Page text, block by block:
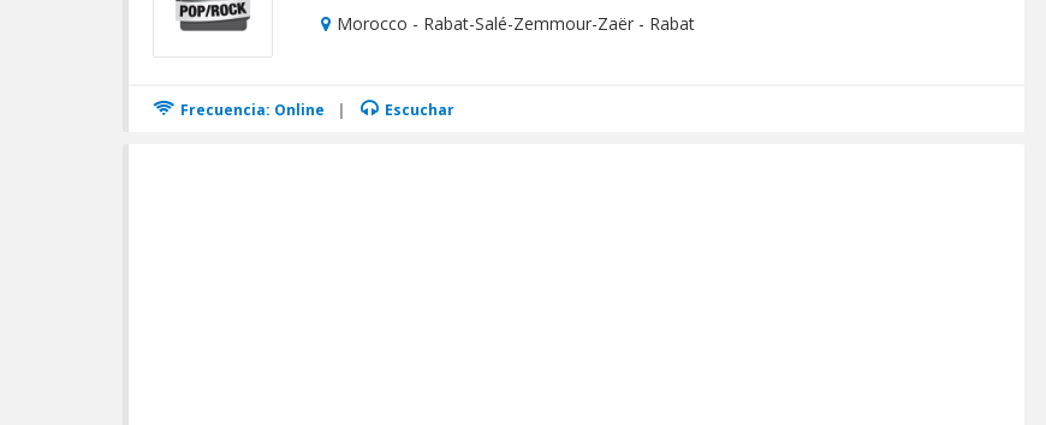
Morocco - Rabat-Salé-Zemmour-Zaër - Rabat
Frecuencia: Online | Escuchar